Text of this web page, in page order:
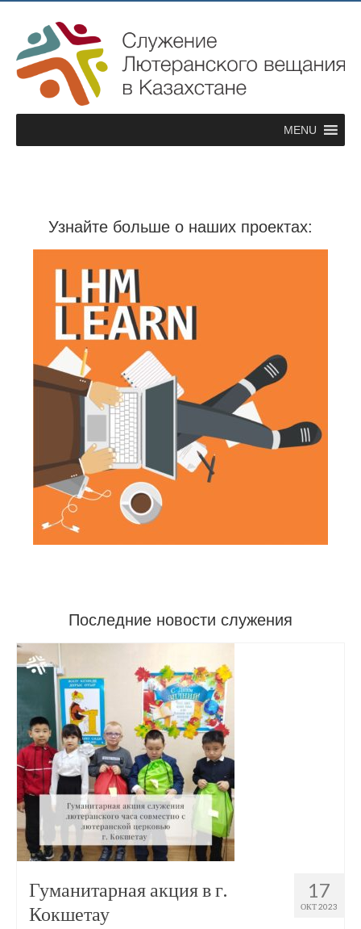
MENU
Узнайте больше о наших проектах:
Последние новости служения
17
ОКТ 2023
Гуманитарная акция в г.
Кокшетау